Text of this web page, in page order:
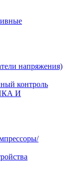
напряжения)
контроль
И